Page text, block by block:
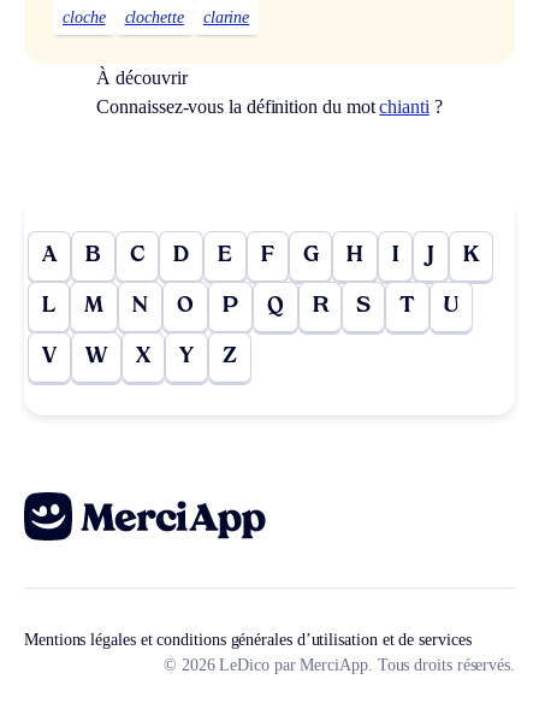
cloche clochette clarine
À découvrir
Connaissez-vous la définition du motchianti ?
A B C D E F G H I J K
L M N O P Q R S T U
V W X Y Z
Mentions légales et conditions générales d’utilisation et de services
© 2026 LeDico par MerciApp. Tous droits réservés.